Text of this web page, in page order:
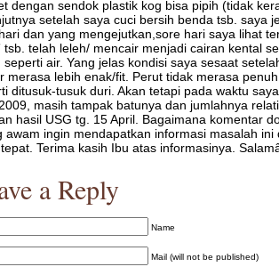
dengan sendok plastik kog bisa pipih (tidak
setelah saya cuci bersih benda tsb. saya
dan yang mengejutkan,sore hari saya lihat
tsb. telah leleh/ mencair menjadi cairan kental
seperti air. Yang jelas kondisi saya sesaat
merasa lebih enak/fit. Perut tidak merasa
ditusuk-tusuk duri. Akan tetapi pada waktu
masih tampak batunya dan jumlahnya
hasil USG tg. 15 April. Bagaimana komentar
awam ingin mendapatkan informasi masalah ini
Terima kasih Ibu atas informasinya.
a Reply
Name
Mail (will not be published)